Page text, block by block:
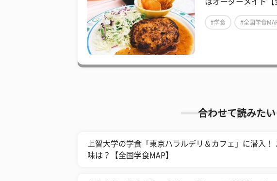
#学食 #全国学食
合わせて読みたい
上智大学の学食「東京ハラルデリ＆カフェ」に潜入
味は？【全国学食MAP】